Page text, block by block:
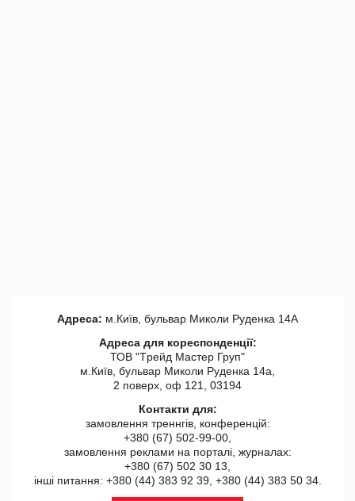
Адреса: м.Київ, бульвар Миколи Руденка 14А
Адреса для кореспонденції:
ТОВ "Tрейд Мастер Груп"
м.Київ, бульвар Миколи Руденка 14а,
2 поверх, оф 121, 03194
Контакти для:
замовлення треннгів, конференцій:
+380 (67) 502-99-00,
замовлення реклами на порталі, журналах:
+380 (67) 502 30 13,
інші питання: +380 (44) 383 92 39, +380 (44) 383 50 34.